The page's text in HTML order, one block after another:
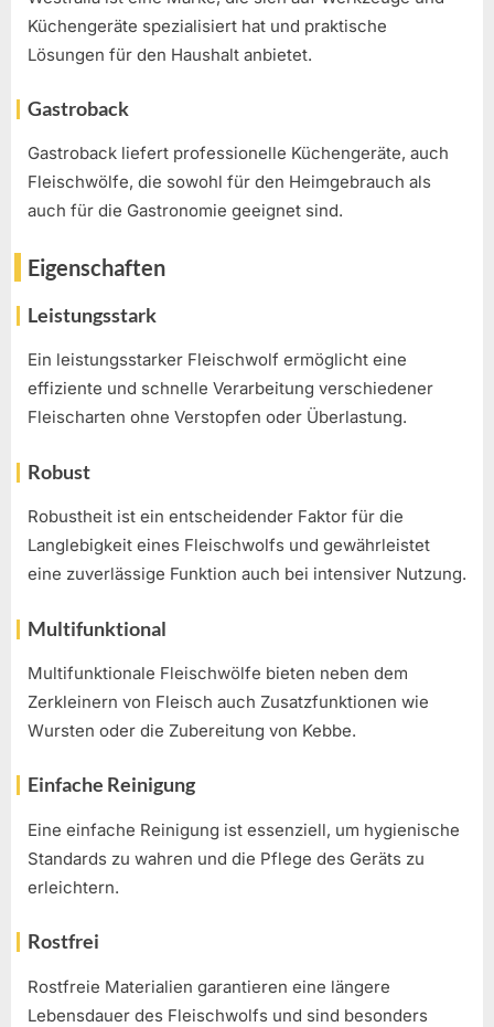
Küchengeräte spezialisiert hat und praktische
Lösungen für den Haushalt anbietet.
Gastroback
Gastroback liefert professionelle Küchengeräte, auch
Fleischwölfe, die sowohl für den Heimgebrauch als
auch für die Gastronomie geeignet sind.
Eigenschaften
Leistungsstark
Ein leistungsstarker Fleischwolf ermöglicht eine
effiziente und schnelle Verarbeitung verschiedener
Fleischarten ohne Verstopfen oder Überlastung.
Robust
Robustheit ist ein entscheidender Faktor für die
Langlebigkeit eines Fleischwolfs und gewährleistet
eine zuverlässige Funktion auch bei intensiver Nutzung.
Multifunktional
Multifunktionale Fleischwölfe bieten neben dem
Zerkleinern von Fleisch auch Zusatzfunktionen wie
Wursten oder die Zubereitung von Kebbe.
Einfache Reinigung
Eine einfache Reinigung ist essenziell, um hygienische
Standards zu wahren und die Pflege des Geräts zu
erleichtern.
Rostfrei
Rostfreie Materialien garantieren eine längere
Lebensdauer des Fleischwolfs und sind besonders